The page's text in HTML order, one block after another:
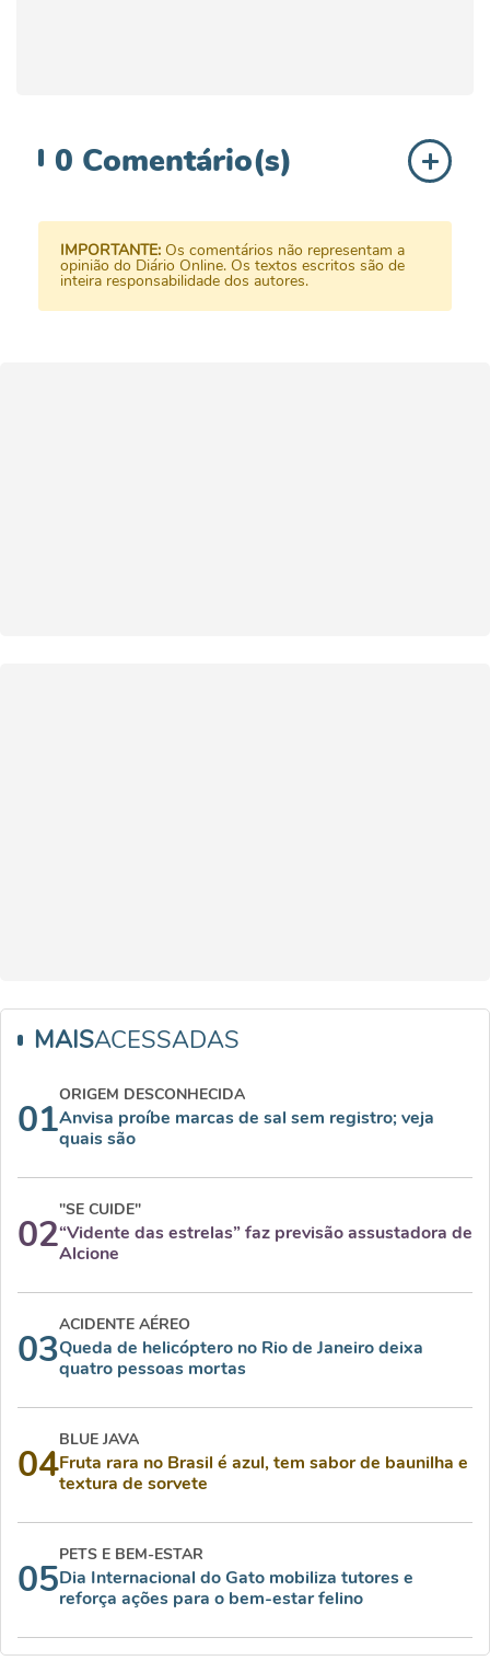
0 Comentário(s)
IMPORTANTE: Os comentários não representam a
opinião do Diário Online. Os textos escritos são de
inteira responsabilidade dos autores.
MAISACESSADAS
01
ORIGEM DESCONHECIDA
Anvisa proíbe marcas de sal sem registro; veja
quais são
02
"SE CUIDE"
“Vidente das estrelas” faz previsão assustadora de
Alcione
03
ACIDENTE AÉREO
Queda de helicóptero no Rio de Janeiro deixa
quatro pessoas mortas
04
BLUE JAVA
Fruta rara no Brasil é azul, tem sabor de baunilha e
textura de sorvete
05
PETS E BEM-ESTAR
Dia Internacional do Gato mobiliza tutores e
reforça ações para o bem-estar felino